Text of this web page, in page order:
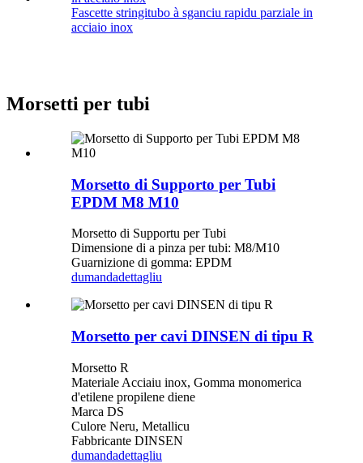
Fascette stringitubo à sganciu rapidu parziale in
acciaio inox
Morsetti per tubi
Morsetto di Supporto per Tubi
EPDM M8 M10
Morsetto di Supportu per Tubi
Dimensione di a pinza per tubi: M8/M10
Guarnizione di gomma: EPDM
dumandadettagliu
Morsetto per cavi DINSEN di tipu R
Morsetto R
Materiale Acciaiu inox, Gomma monomerica
d'etilene propilene diene
Marca DS
Culore Neru, Metallicu
Fabbricante DINSEN
dumandadettagliu